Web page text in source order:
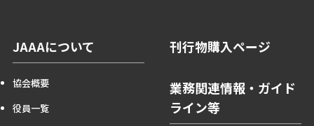
JAAAについて
協会概要
役員一覧
刊行物購入ページ
業務関連情報・ガイド
ライン等